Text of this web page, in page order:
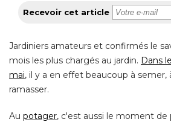
Recevoir cet article
Jardiniers amateurs et confirmés le
mois les plus chargés au jardin. Dans
mai, il y a en effet beaucoup à semer,
ramasser.
Au potager, c'est aussi le moment de